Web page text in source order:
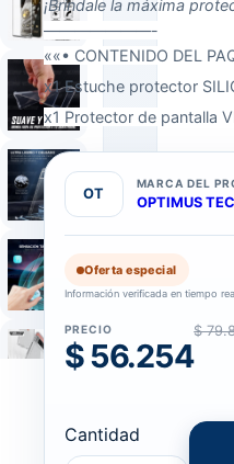
¡Bríndale la máxima
———————-
««• CONTENIDO DEL
x1 Estuche protector
x1 Protector de pantalla
OT
MARCA DEL
OPTIMUS
Oferta especial
Información verificada en tiempo
PRECIO
$ 56.254
$
Cantidad